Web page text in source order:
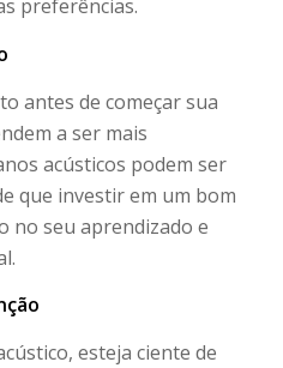
preferências.
antes de começar sua
a ser mais
acústicos podem ser
que investir em um bom
no seu aprendizado e
esteja ciente de